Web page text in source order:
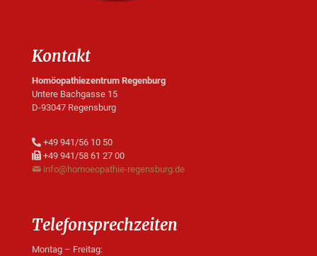
Kontakt
Homöopathiezentrum Regenburg
Untere Bachgasse 15
D-93047 Regensburg
+49 941/56 10 50
+49 941/58 61 27 00
info@homoeopathie-regensburg.de
Telefonsprechzeiten
Montag – Freitag: